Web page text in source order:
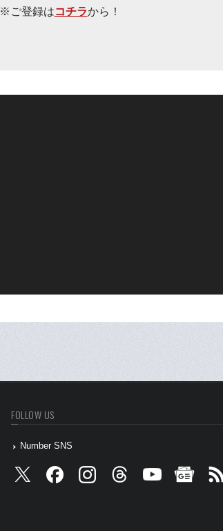
※ご登録はコチラから！
FOLLOW US
Number SNS